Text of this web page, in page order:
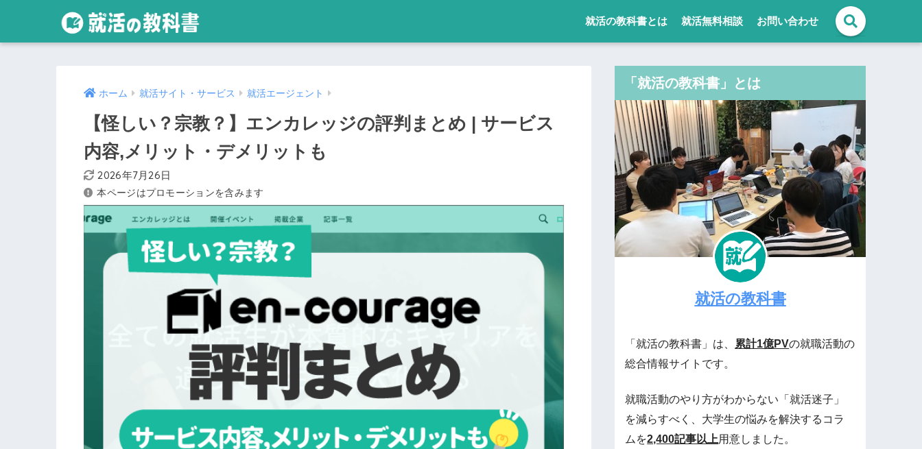
就活の教科書とは 就活無料相談 お問い合わせ
ホーム 就活サイト・サービス 就活エージェント
【怪しい？宗教？】エンカレッジの評判まとめ | サービス
内容,メリット・デメリットも
2026年7月26日
本ページはプロモーションを含みます
「就活の教科書」とは
就活の教科書
「就活の教科書」は、 累計1億PVの就職活動の
総合情報サイトです。
就職活動のやり方がわからない「就活迷子」
を減らすべく、大学生の悩みを解決するコラ
ムを2,400記事以上用意しました。